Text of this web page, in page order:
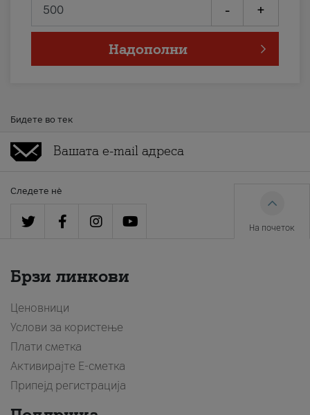
- +
Надополни
Бидете во тек
Следете нè
На почеток
Брзи линкови
Ценовници
Услови за користење
Плати сметка
Активирајте Е-сметка
Припејд регистрација